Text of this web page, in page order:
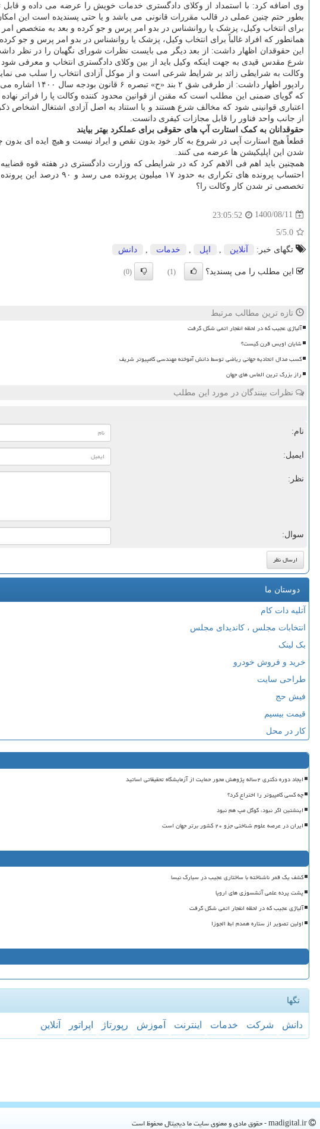
وی اضافه کرد: با استمداد از وکلای دادگستری خدمات خویش را عرضه می داده و
بطور حتم چنین عملی در قالب مقررات قانونی می باشد و یا حتی پسندیده است این امکان
برای انتخاب وکیل، پزشک یا روانشناس در بدو امر پرس و جو کرده و بعد به متخصص
همانطور که افراد غالباً برای انتخاب وکیل، پزشک یا روانشناس در بدو امر پرس و جو
وکالت به شرایطی زائد بر شرایط شرعی است و از موکل آزادی انتخاب را سلب می
رادپور
که گویای ضمنی این مطلب است که مقنن از قوانین محدود کننده وکالت پا را فراتر
از جانب واحد فناور را قابل مجازات کیفری دانست.
حقوقدانان به کمک استارت آپ های حقوقی برای عملکرد بهتر بیایند
قطعاً هیچ استارت آپی در شروع به کار خود بدون نقص و ایراد نیست و هیچ ایده ای بدون
شدن این اپلیکیشن ها عرضه می کنند.
همچنین باید اهم فی الاهم کرد که در شرایطی که وزارت دادگستری در هفته قوه قضاییه اعلام نموده است که ۹ میلیون و ۶۰۰ هزار پرونده یکتا در
احتساب پرونده های
تخصصی تر شدن کار وکالت را؟
1400/08/11
23:05:52
5.0
/5
تگهای خبر:
آنلاین , اپل , خدمات , دانش
این مطلب را می پسندید؟ (1)
(0)
تازه ترین مطالب مرتبط
آلیاژی عجیب که در لحظه انفجار اتمی شکل گرفت
شایان اویس قرن کیست؟
کسب مدال اتحادیه جهانی ریاضی توسط دانش آموخته مهندسی کامپیوتر شریف
راز بزرگ ترین الماس های جهان
نظرات بینندگان در مورد این مطلب
نام:
ایمیل:
نظر:
سوال:
دوستان ما
آتلیه دات کام
انتخابات مجلس ، کاندیدای مجلس
بک لینک
خرید و فروش خودرو
طراحی سایت
فیش حج
قیمت بیسیم
کار در محل
ایجاد دوره دکتری ۲ساله پژوهش محور حمایت از آزمایشگاه تحقیقاتی اساتید
چه کسی کامپیوتر را اختراع کرد؟
اینشتین اگر نبود، گوگل مپ هم نبود
ایران در عرصه علوم شناختی جزو ۲۰ کشور برتر جهان است
کشف یک قمر ناشناخته با ساختاری عجیب در سیارک نیسا
پشت پرده علمی آتشسوزی های اروپا
آلیاژی عجیب که در لحظه انفجار اتمی شکل گرفت
اولین تصویر از ستاره همدم ابط الجوزا
تگها
دانش شركت خدمات اینترنت آموزش رپورتاژ اپراتور آنلاین